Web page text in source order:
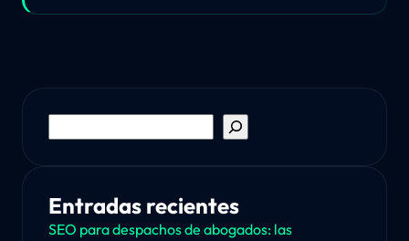
Entradas recientes
SEO para despachos de abogados: las